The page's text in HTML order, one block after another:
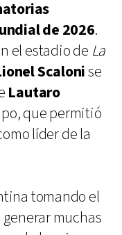
de 2026.
el estadio de La
Scalonise
Lautaro
que permitió
líder de la
tomando el
muchas